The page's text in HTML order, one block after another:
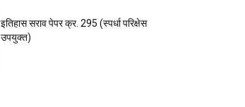
इतिहास सराव पेपर क्र. 295 (स्पर्धा परिक्षेस
उपयुक्त)